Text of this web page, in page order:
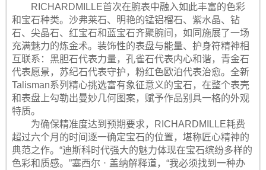
RICHARDMILLE首次在腕表中融入如此丰富的色彩
和宝石种类。沙弗莱石、明艳的锰铝榴石、紫水晶、钻
石、尖晶石、红宝石和蓝宝石齐聚腕间，如同施展了一场
充满魅力的炼金术。装饰性的表盘与能量、护身符精神相
互联系：黑胆石代表力量，孔雀石代表内心和谐，青金石
代表愿景，苏纪石代表守护，粉红色欧泊代表治愈。全新
Talisman系列精心挑选富有象征意义的宝石，在整个表壳
和表盘上勾勒出曼妙几何图案，赋予作品别具一格的外观
特质。
为确保精准度达到预期要求，RICHARDMILLE耗费
超过六个月的时间逐一确定宝石的位置，堪称匠心精神的
典范之作。“迪斯科时代强大的魅力体现在宝石缤纷多样的
色彩和质感。”塞西尔ㆍ盖纳解释道，“我必须找到一种办